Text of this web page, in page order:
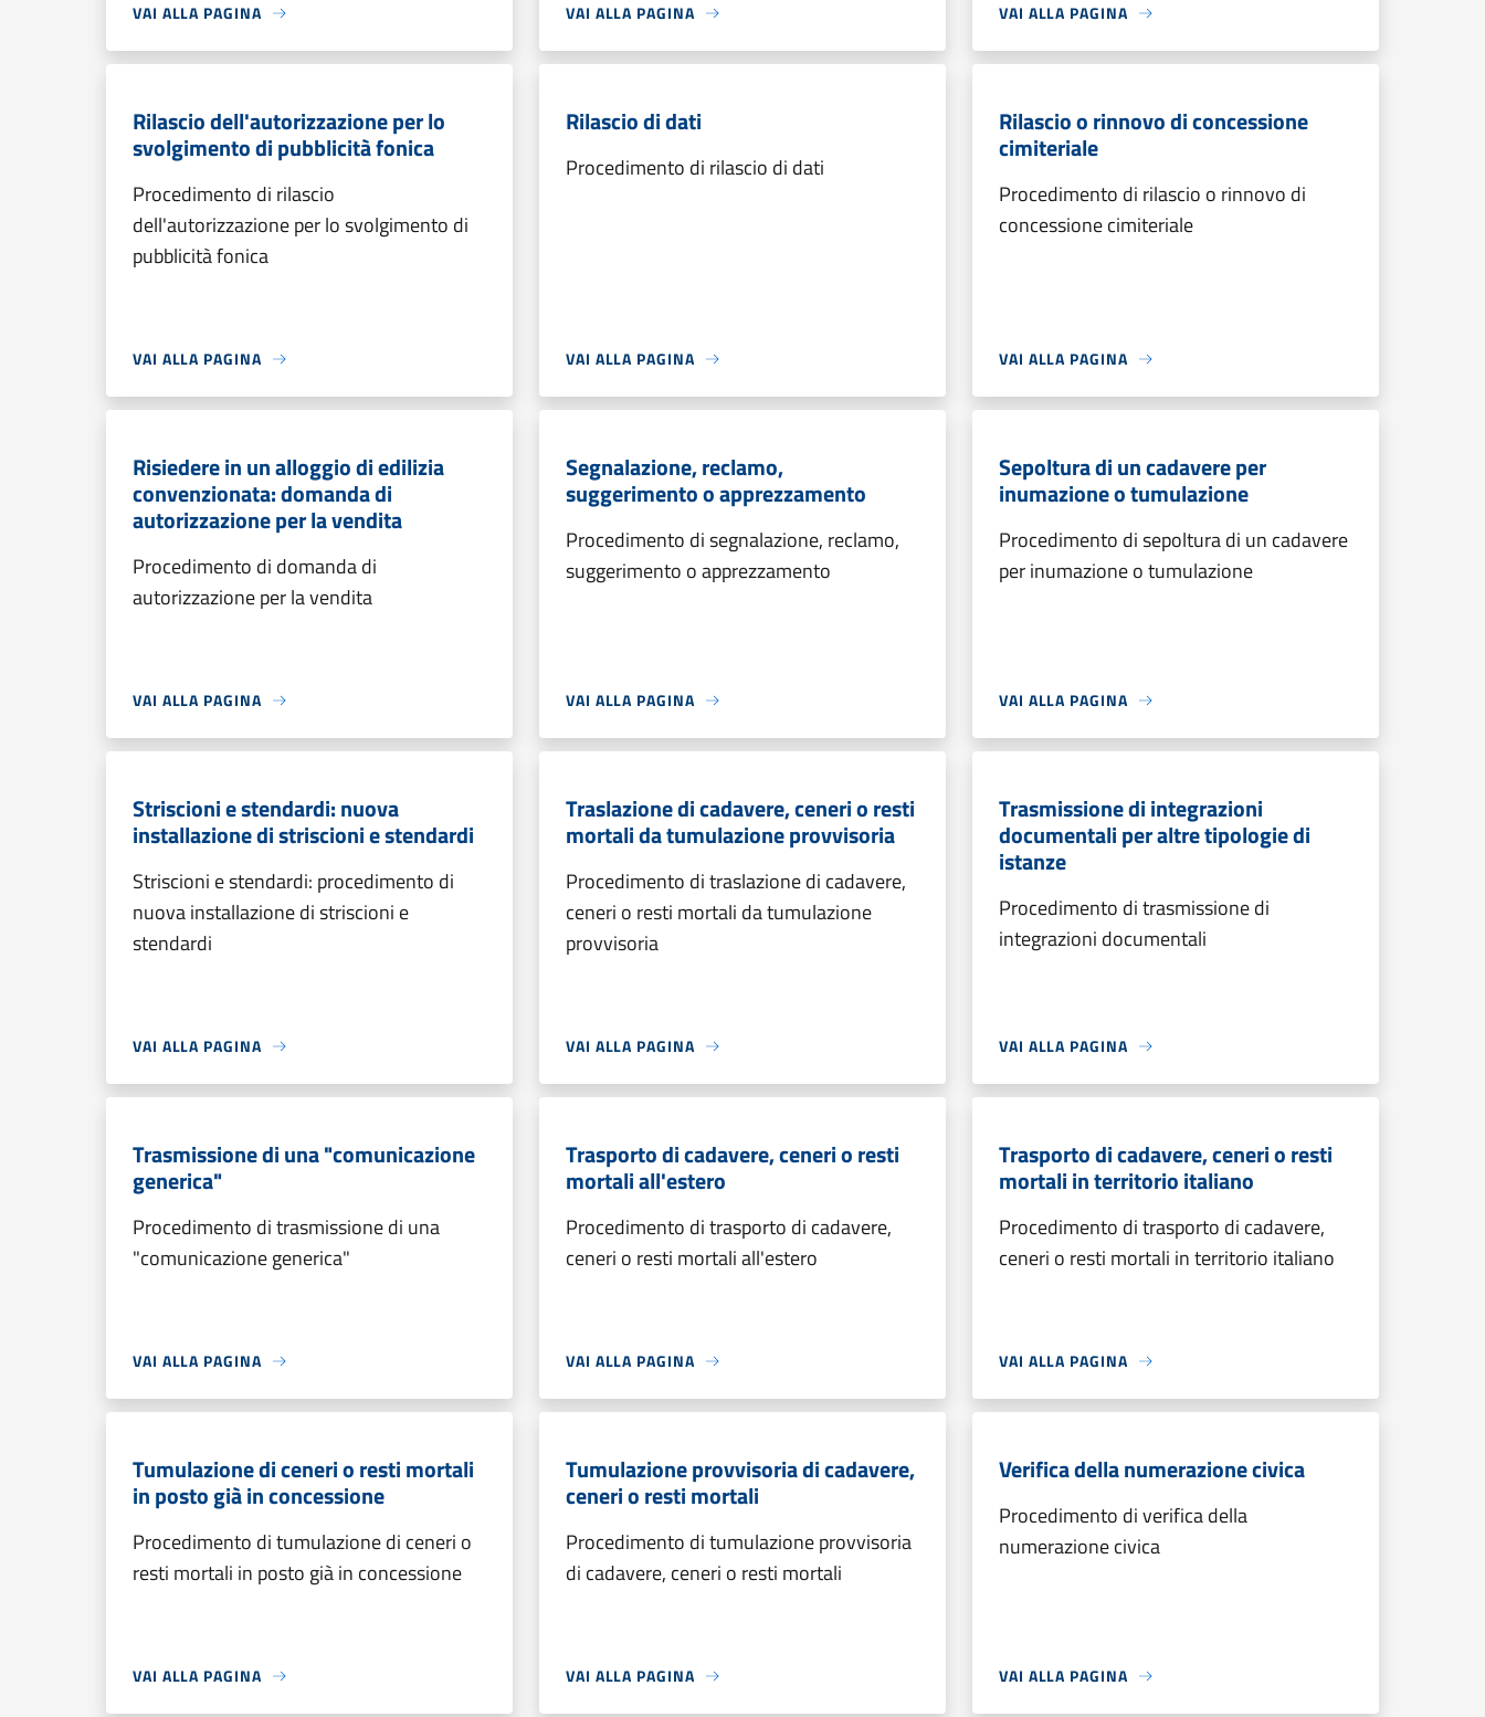
VAI ALLA PAGINA VAI ALLA PAGINA VAI ALLA PAGINA
Rilascio dell'autorizzazione per lo
svolgimento di pubblicità fonica
Procedimento di rilascio
dell'autorizzazione per lo svolgimento di
pubblicità fonica
VAI ALLA PAGINA
Rilascio di dati
Procedimento di rilascio di dati
VAI ALLA PAGINA
Rilascio o rinnovo di concessione
cimiteriale
Procedimento di rilascio o rinnovo di
concessione cimiteriale
VAI ALLA PAGINA
Risiedere in un alloggio di edilizia
convenzionata: domanda di
autorizzazione per la vendita
Procedimento di domanda di
autorizzazione per la vendita
VAI ALLA PAGINA
Segnalazione, reclamo,
suggerimento o apprezzamento
Procedimento di segnalazione, reclamo,
suggerimento o apprezzamento
VAI ALLA PAGINA
Sepoltura di un cadavere per
inumazione o tumulazione
Procedimento di sepoltura di un cadavere
per inumazione o tumulazione
VAI ALLA PAGINA
Striscioni e stendardi: nuova
installazione di striscioni e stendardi
Striscioni e stendardi: procedimento di
nuova installazione di striscioni e
stendardi
VAI ALLA PAGINA
Traslazione di cadavere, ceneri o resti
mortali da tumulazione provvisoria
Procedimento di traslazione di cadavere,
ceneri o resti mortali da tumulazione
provvisoria
VAI ALLA PAGINA
Trasmissione di integrazioni
documentali per altre tipologie di
istanze
Procedimento di trasmissione di
integrazioni documentali
VAI ALLA PAGINA
Trasmissione di una "comunicazione
generica"
Procedimento di trasmissione di una
"comunicazione generica"
VAI ALLA PAGINA
Trasporto di cadavere, ceneri o resti
mortali all'estero
Procedimento di trasporto di cadavere,
ceneri o resti mortali all'estero
VAI ALLA PAGINA
Trasporto di cadavere, ceneri o resti
mortali in territorio italiano
Procedimento di trasporto di cadavere,
ceneri o resti mortali in territorio italiano
VAI ALLA PAGINA
Tumulazione di ceneri o resti mortali
in posto già in concessione
Procedimento di tumulazione di ceneri o
resti mortali in posto già in concessione
VAI ALLA PAGINA
Tumulazione provvisoria di cadavere,
ceneri o resti mortali
Procedimento di tumulazione provvisoria
di cadavere, ceneri o resti mortali
VAI ALLA PAGINA
Verifica della numerazione civica
Procedimento di verifica della
numerazione civica
VAI ALLA PAGINA